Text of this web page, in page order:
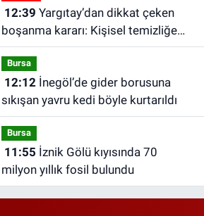
12:39
boşanma kararı: Kişisel temizliğe
dikkat etmeyen eş tam kusurlu
sayıldı
Bursa
12:12İnegöl’de gider borusuna
sıkışan yavru kedi böyle kurtarıldı
Bursa
11:55
milyon yıllık fosil bulundu